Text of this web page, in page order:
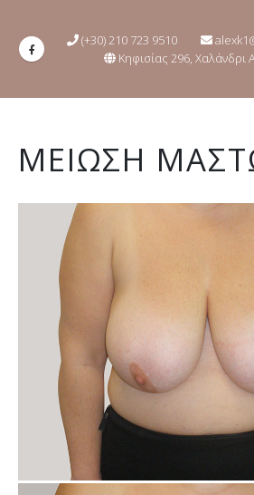
(+30) 210 723 9510
Κηφισίας 296, Χαλάνδρι
ΜΕΙΩΣΗ